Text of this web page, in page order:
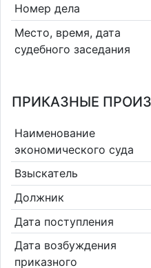
Номер дела
Место, время, дата
судебного заседания
ПРИКАЗНЫЕ
Наименование
экономического суда
Взыскатель
Должник
Дата поступления
Дата возбуждения
приказного